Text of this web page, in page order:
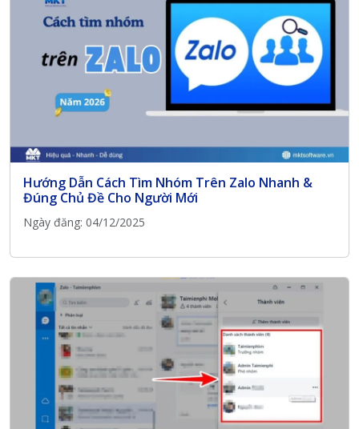
Hướng Dẫn Cách Tìm Nhóm Trên Zalo Nhanh &
Đúng Chủ Đề Cho Người Mới
Ngày đăng: 04/12/2025